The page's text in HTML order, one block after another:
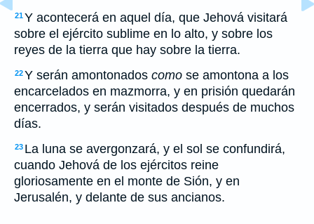
21Y acontecerá en aquel día, que Jehová visitará
sobre el ejército sublime en lo alto, y sobre los
reyes de la tierra que hay sobre la tierra.
22Y serán amontonados como se amontona a los
encarcelados en mazmorra, y en prisión quedarán
encerrados, y serán visitados después de muchos
días.
23 La luna se avergonzará, y el sol se confundirá,
cuando Jehová de los ejércitos reine
gloriosamente en el monte de Sión, y en
Jerusalén, y delante de sus ancianos.